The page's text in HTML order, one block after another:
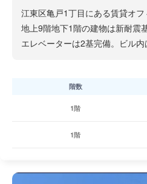
江東区亀戸1丁目にある賃貸オ
地上9階地下1階の建物は新耐震
エレベーターは2基完備。ビル
階数
1階
1階